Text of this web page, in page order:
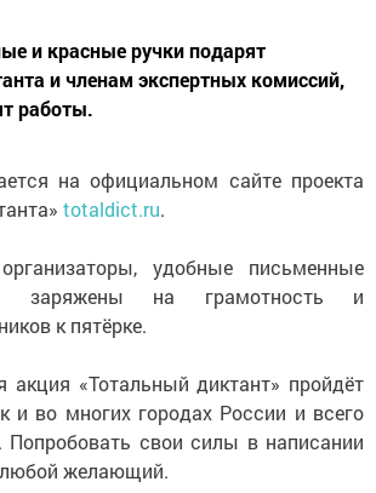
и красные ручки подарят
и членам экспертных комиссий,
работы.
на официальном сайте проекта
totaldict.ru.
удобные письменные
заряжены на грамотность и
к пятёрке.
акция «Тотальный диктант» пройдёт
и во многих городах России и всего
Попробовать свои силы в написании
желающий.